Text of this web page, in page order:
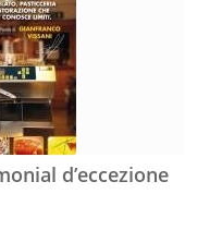
d’eccezione